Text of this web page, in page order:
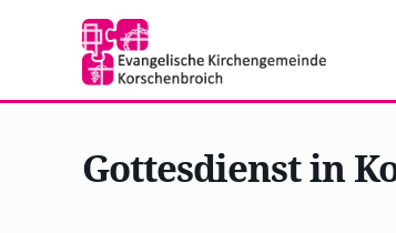
Gottesdienst in